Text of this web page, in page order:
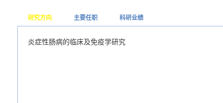
研究方向 主要任职 科研业绩
炎症性肠病的临床及免疫学研究